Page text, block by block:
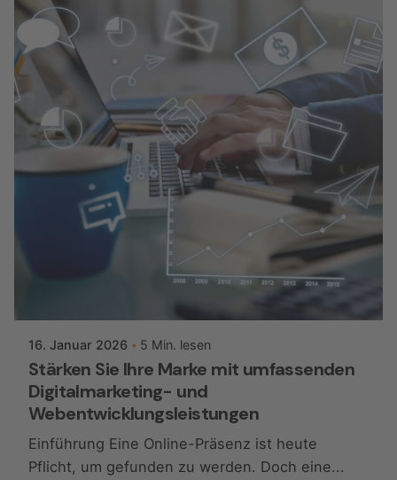
16. Januar 2026 5 Min. lesen
Stärken Sie Ihre Marke mit umfassenden
Digitalmarketing- und
Webentwicklungsleistungen
Einführung Eine Online-Präsenz ist heute
Pflicht, um gefunden zu werden. Doch eine...